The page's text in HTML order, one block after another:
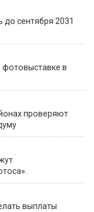
до сентября 2031
фотовыставке в
проверяют
выплаты